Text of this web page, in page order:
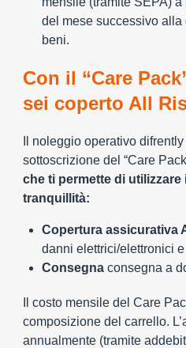
del mese successivo
beni.
Con il “Care
sei coperto All
Il noleggio operativo
sottoscrizione del “Care
che ti permette di
tranquillità:
Copertura assicurativa
danni elettrici/elettronici
Consegna consegna a
Il costo mensile del Care
composizione del carrello.
annualmente (tramite